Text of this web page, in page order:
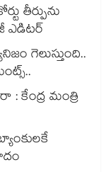
తీర్పును
ఎడిటర్
గెలుస్తుంది..
కేంద్ర మంత్రి